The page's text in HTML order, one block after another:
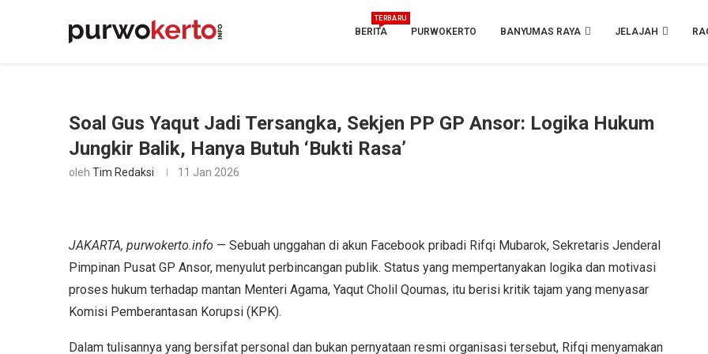
BERITA
TERBARU
PURWOKERTO BANYUMAS RAYA JELAJAH
Soal Gus Yaqut Jadi Tersangka, Sekjen PP GP Ansor: Logika Hukum
Jungkir Balik, Hanya Butuh ‘Bukti Rasa’
oleh Tim Redaksi 11 Jan 2026
JAKARTA, purwokerto.info — Sebuah unggahan di akun Facebook pribadi Rifqi Mubarok, Sekretaris Jenderal
Pimpinan Pusat GP Ansor, menyulut perbincangan publik. Status yang mempertanyakan logika dan motivasi
proses hukum terhadap mantan Menteri Agama, Yaqut Cholil Qoumas, itu berisi kritik tajam yang menyasar
Komisi Pemberantasan Korupsi (KPK).
Dalam tulisannya yang bersifat personal dan bukan pernyataan resmi organisasi tersebut, Rifqi menyamakan